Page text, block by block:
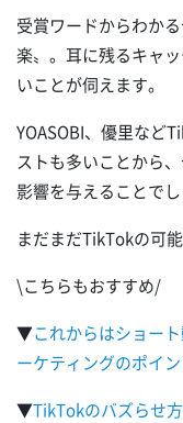
受賞ワードからわか
楽〟。耳に残るキャ
いことが伺えます。
YOASOBI、優里など
ストも多いことから
影響を与えることでし
まだまだTikTokの可
\こちらもおすすめ/
▼これからはショー
ーケティングのポイ
▼TikTokのバズらせ